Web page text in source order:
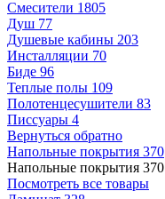
Смесители 1805
Душ 77
Душевые кабины 203
Инсталляции 70
Биде 96
Теплые полы 109
Полотенцесушители 83
Писсуары 4
Вернуться обратно
Напольные покрытия 370
Напольные покрытия 370
Посмотреть все товары